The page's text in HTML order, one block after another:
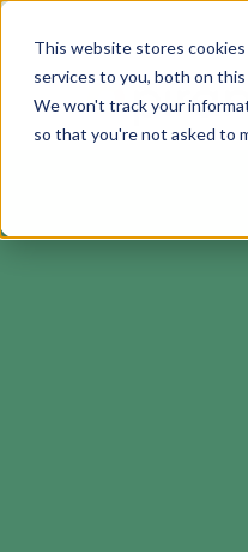
This website stores
services to you, both on
We won't track your
so that you're not asked to